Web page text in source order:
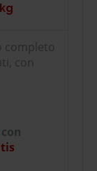
completo
con
con